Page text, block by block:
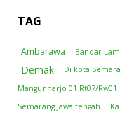
TAG
Ambarawa Bandar
Demak Di kota
Mangunharjo 01 Rt07/
Semarang Jawa tengah